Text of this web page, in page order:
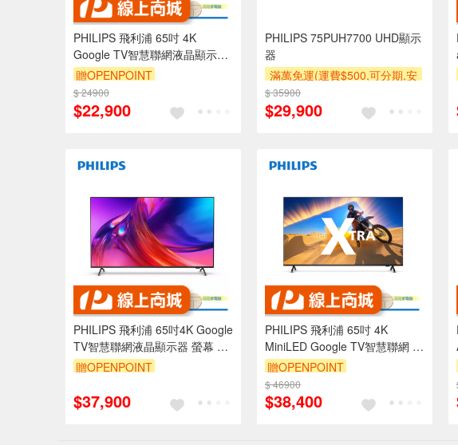
PHILIPS 飛利浦 65吋 4K
Google TV智慧聯網液晶顯示器
螢幕 電視 不含視訊盒
65PUH7650
贈OPENPOINT
$ 24900
$22,900
PHILIPS 75PUH7700 UHD顯示
器
滿萬免運(運費$500,可分期,安
裝跨區費另計,單品未滿1萬元
及使用6期以上分期0利率,需付
$ 35900
$29,900
PHILIPS 飛利浦 65吋4K Google
TV智慧聯網液晶顯示器 螢幕 電
視 65PUH8808
贈OPENPOINT
$37,900
PHILIPS 飛利浦 65吋 4K
MiniLED Google TV智慧聯網 液
晶顯示器 不含視訊盒
65PML9109
贈OPENPOINT
$ 46900
$38,400